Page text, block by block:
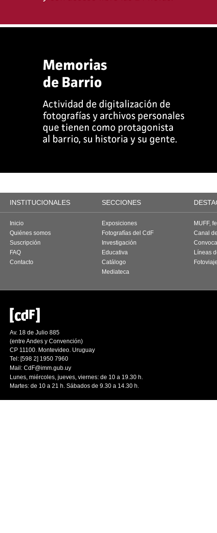
INSTITUCIONALES SECCIONES
Inicio
Quiénes somos
Suscripción
FAQ
Contacto
Exposiciones
Fotografías del CdF
Investigación
Educativa
Catálogo
Mediateca
MUFF,
Canal
Líneas
Av. 18 de Julio 885
(entre Andes y Convención)
CP 11100. Montevideo. Uruguay
Tel: [598 2] 1950 7960
Mail: CdF@imm.gub.uy
Lunes, miércoles, jueves, viernes: de 10 a 19.30 h.
Martes: de 10 a 21 h. Sábados de 9.30 a 14.30 h.